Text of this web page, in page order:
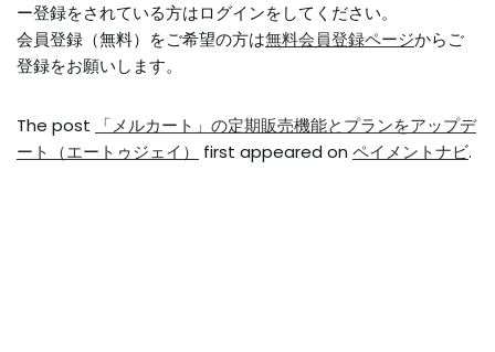
ー登録をされている方はログインをしてください。
会員登録（無料）をご希望の方は無料会員登録ページからご
登録をお願いします。
The post
「メルカート」の定期販売機能とプランをアップデ
ート（エートゥジェイ）
first appeared on ペイメントナビ.